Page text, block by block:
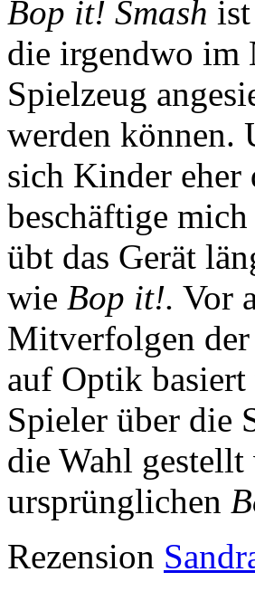
Bop it! Smash
die irgendwo im
Spielzeug
werden können.
sich Kinder eher
beschäftige
übt das Gerät
wie Bop it!. Vor
Mitverfolgen
auf Optik
Spieler über die
die Wahl
ursprünglichen
Rezension